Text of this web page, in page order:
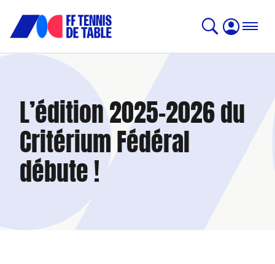
L’édition 2025-2026 du
Critérium Fédéral
débute !